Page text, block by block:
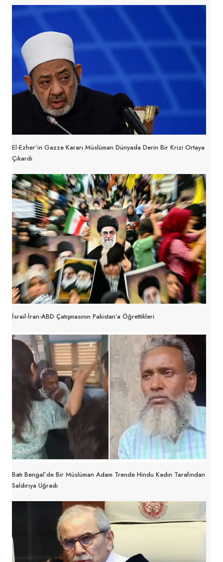
El-Ezher’in Gazze Kararı Müslüman Dünyada Derin Bir Krizi Ortaya
Çıkardı
İsrail-İran-ABD Çatışmasının Pakistan’a Öğrettikleri
Batı Bengal’de Bir Müslüman Adam Trende Hindu Kadın Tarafından
Saldırıya Uğradı